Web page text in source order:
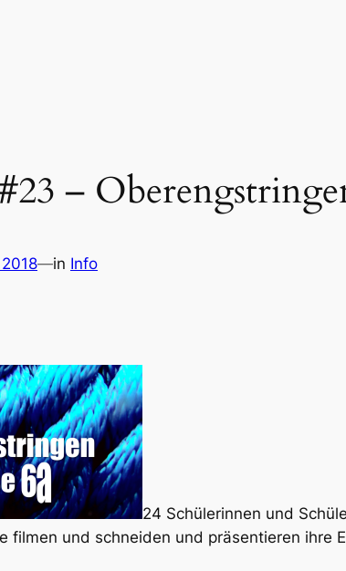
–
—in Info
24 Schülerinnen und
filmen und schneiden und präsentieren ihre